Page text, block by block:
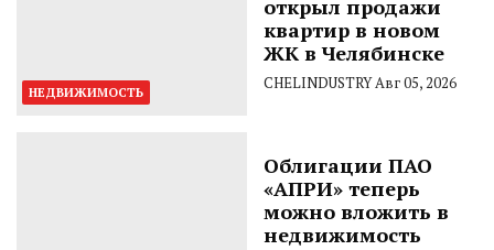
НЕДВИЖИМОСТЬ
открыл продажи
квартир в новом
ЖК в Челябинске
CHELINDUSTRYАвг 05, 2026
Облигации ПАО
«АПРИ» теперь
можно вложить в
недвижимость